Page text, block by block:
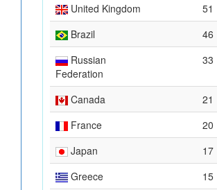
United Kingdom
51
Brazil
46
Russian
Federation
33
Canada 21
France
20
Japan
17
Greece
15